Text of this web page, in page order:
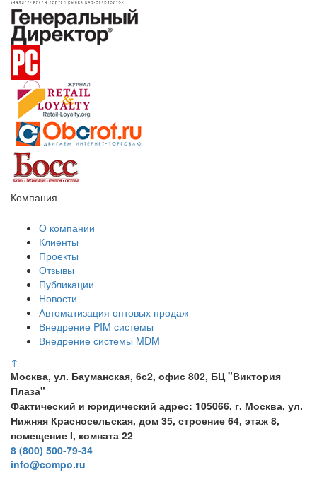
Компания
О компании
Клиенты
Проекты
Отзывы
Публикации
Новости
Автоматизация оптовых продаж
Внедрение PIM системы
Внедрение системы MDM
↑
Москва, ул. Бауманская, 6с2, офис 802, БЦ "Виктория
Плаза"
Фактический и юридический адрес: 105066, г. Москва, ул.
Нижняя Красносельская, дом 35, строение 64, этаж 8,
помещение I, комната 22
8 (800) 500-79-34
info@compo.ru